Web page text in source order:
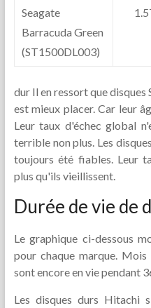
Seagate
Barracuda Green
(ST1500DL003)
dur Il en ressort que disques
est mieux placer. Car leur
Leur taux d'échec global
terrible non plus. Les
toujours été fiables. Leur
plus qu'ils vieillissent.
Durée de vie de
Le graphique ci-dessous
pour chaque marque.
sont encore en vie pendant
Les disques durs Hitachi